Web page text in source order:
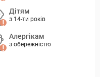
Дітям
з 14-ти років
Алергікам
з обережністю